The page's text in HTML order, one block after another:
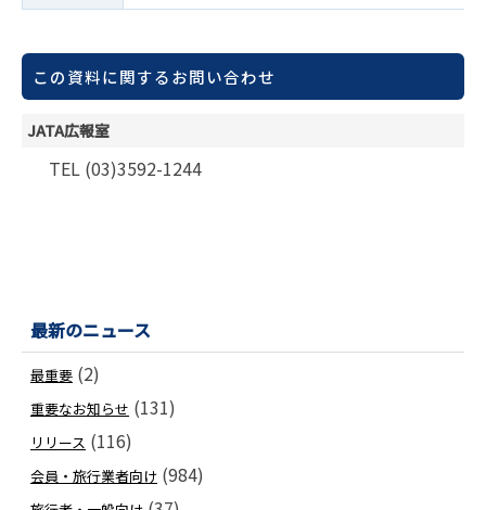
この資料に関するお問い合わせ
JATA広報室
TEL (03)3592-1244
最新のニュース
最重要 (2)
重要なお知らせ (131)
リリース (116)
会員・旅行業者向け (984)